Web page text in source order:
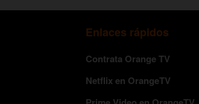
Enlaces rápidos
Contrata Orange TV
Netflix en OrangeTV